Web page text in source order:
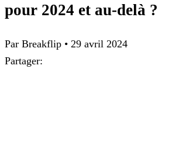
pour 2024 et au-delà ?
Par Breakflip • 29 avril 2024
Partager: